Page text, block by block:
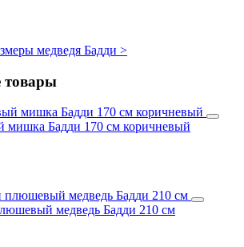
медведя Бадди >
товары
Бадди 170 см коричневый
медведь Бадди 210 см